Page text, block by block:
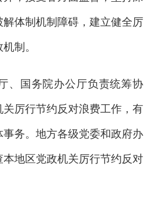
体制机制障碍，建立健全厉
制。
国务院办公厅负责统筹协
厉行节约反对浪费工作，有
务。地方各级党委和政府办
地区党政机关厉行节约反对